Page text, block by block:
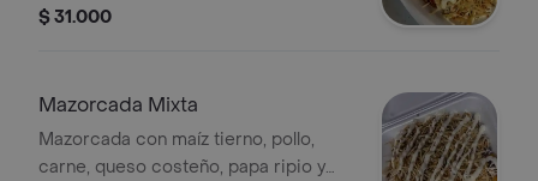
salsa tártara.
$ 31.000
Mazorcada Mixta
Mazorcada con maíz tierno, pollo,
carne, queso costeño, papa ripio y